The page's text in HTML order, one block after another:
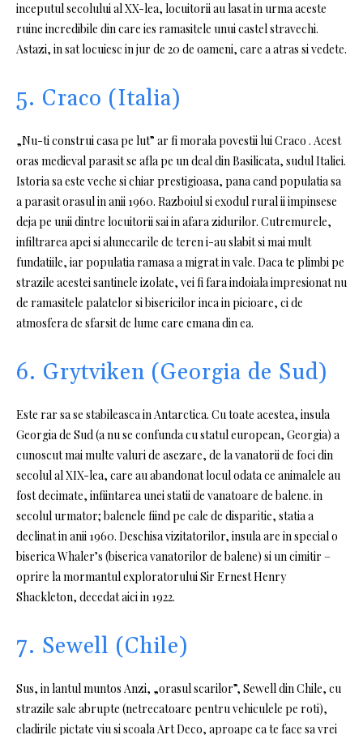
inceputul secolului al XX-lea, locuitorii au lasat in urma aceste
ruine incredibile din care ies ramasitele unui castel stravechi.
Astazi, in sat locuiesc in jur de 20 de oameni, care a atras si vedete.
5. Craco (Italia)
„Nu-ti construi casa pe lut” ar fi morala povestii lui Craco . Acest
oras medieval parasit se afla pe un deal din Basilicata, sudul Italiei.
Istoria sa este veche si chiar prestigioasa, pana cand populatia sa
a parasit orasul in anii 1960. Razboiul si exodul rural ii impinsese
deja pe unii dintre locuitorii sai in afara zidurilor. Cutremurele,
infiltrarea apei si alunecarile de teren i-au slabit si mai mult
fundatiile, iar populatia ramasa a migrat in vale. Daca te plimbi pe
strazile acestei santinele izolate, vei fi fara indoiala impresionat nu
de ramasitele palatelor si bisericilor inca in picioare, ci de
atmosfera de sfarsit de lume care emana din ea.
6. Grytviken (Georgia de Sud)
Este rar sa se stabileasca in Antarctica. Cu toate acestea, insula
Georgia de Sud (a nu se confunda cu statul european, Georgia) a
cunoscut mai multe valuri de asezare, de la vanatorii de foci din
secolul al XIX-lea, care au abandonat locul odata ce animalele au
fost decimate, infiintarea unei statii de vanatoare de balene. in
secolul urmator; balenele fiind pe cale de disparitie, statia a
declinat in anii 1960. Deschisa vizitatorilor, insula are in special o
biserica Whaler’s (biserica vanatorilor de balene) si un cimitir –
oprire la mormantul exploratorului Sir Ernest Henry
Shackleton, decedat aici in 1922.
7. Sewell (Chile)
Sus, in lantul muntos Anzi, „orasul scarilor”, Sewell din Chile, cu
strazile sale abrupte (netrecatoare pentru vehiculele pe roti),
cladirile pictate viu si scoala Art Deco, aproape ca te face sa vrei